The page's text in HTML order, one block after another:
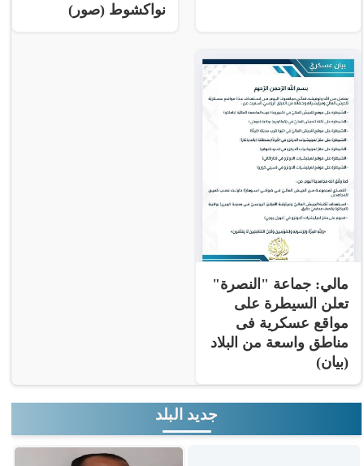
نواكشوط (صور)
مالي: جماعة "النصرة"
تعلن السيطرة على
مواقع عسكرية فى
مناطق واسعة من البلاد
(بيان)
جديد البلد